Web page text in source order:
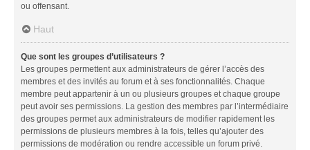
ou offensant.
Haut
Que sont les groupes d’utilisateurs ?
Les groupes permettent aux administrateurs de gérer l’accès des
membres et des invités au forum et à ses fonctionnalités. Chaque
membre peut appartenir à un ou plusieurs groupes et chaque groupe
peut avoir ses permissions. La gestion des membres par l’intermédiaire
des groupes permet aux administrateurs de modifier rapidement les
permissions de plusieurs membres à la fois, telles qu’ajouter des
permissions de modération ou rendre accessible un forum privé.